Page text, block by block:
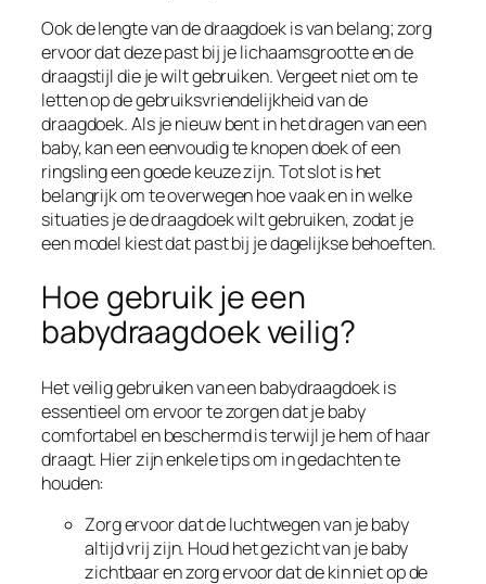
Ook de lengte van de draagdoek is van belang; zorg
ervoor dat deze past bij je lichaamsgrootte en de
draagstijl die je wilt gebruiken. Vergeet niet om te
letten op de gebruiksvriendelijkheid van de
draagdoek. Als je nieuw bent in het dragen van een
baby, kan een eenvoudig te knopen doek of een
ringsling een goede keuze zijn. Tot slot is het
belangrijk om te overwegen hoe vaak en in welke
situaties je de draagdoek wilt gebruiken, zodat je
een model kiest dat past bij je dagelijkse behoeften.
Hoe gebruik je een
babydraagdoek veilig?
Het veilig gebruiken van een babydraagdoek is
essentieel om ervoor te zorgen dat je baby
comfortabel en beschermd is terwijl je hem of haar
draagt. Hier zijn enkele tips om in gedachten te
houden:
Zorg ervoor dat de luchtwegen van je baby
altijd vrij zijn. Houd het gezicht van je baby
zichtbaar en zorg ervoor dat de kin niet op de